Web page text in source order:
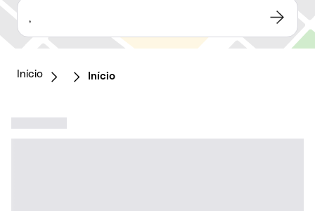
,
Início Início